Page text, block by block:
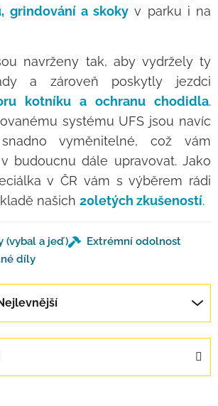
grindování a skoky v parku i na
navrženy tak, aby vydržely ty
a zároveň poskytly jezdci
kotníku a ochranu chodidla.
systému UFS jsou navíc
vyměnitelné, což vám
budoucnu dále upravovat. Jako
v ČR vám s výběrem rádi
našich 20letých zkušeností.
(vybal a jeď)
Extrémní odolnost
díly